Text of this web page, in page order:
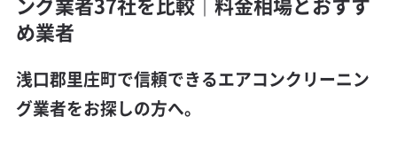
め業者
浅口郡里庄町で信頼できるエアコンクリーニン
グ業者をお探しの方へ。